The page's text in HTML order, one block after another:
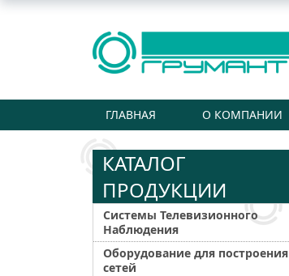
ГЛАВНАЯ О КОМПАНИИ
КАТАЛОГ
ПРОДУКЦИИ
Системы Телевизионного
Наблюдения
Оборудование для построения
сетей